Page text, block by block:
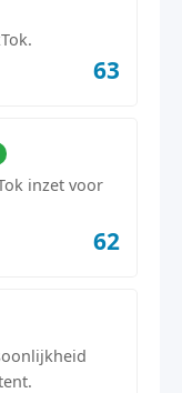
63
inzet voor
62